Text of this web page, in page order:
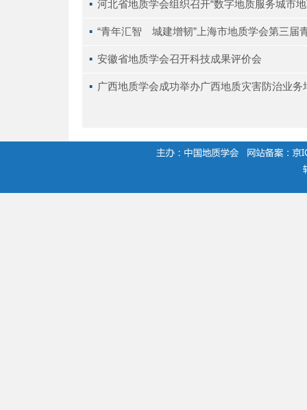
▪ 河北省地质学会组织召开“数字地质服务城市
▪ “青年汇智 城建增韧”上海市地质学会第三届
▪ 安徽省地质学会召开科技成果评价会
▪ 广西地质学会成功举办广西地质灾害防治业务
.